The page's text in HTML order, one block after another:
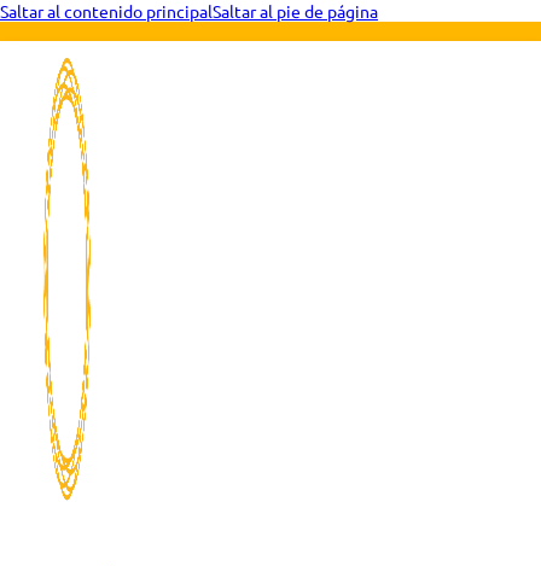
Saltar al contenido principalSaltar al pie de página